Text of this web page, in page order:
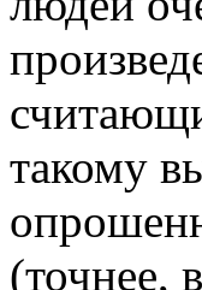
такому
(точнее,